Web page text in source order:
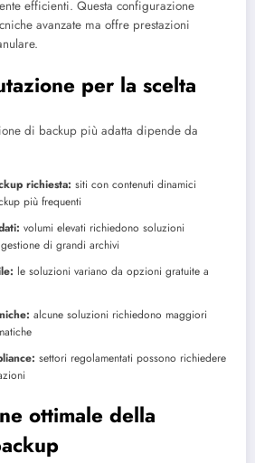
efficienti. Questa configurazione
avanzate ma offre prestazioni
per la scelta
di backup più adatta dipende da
richiesta: siti con contenuti dinamici
più frequenti
volumi elevati richiedono soluzioni
di grandi archivi
le soluzioni variano da opzioni gratuite a
alcune soluzioni richiedono maggiori
settori regolamentati possono richiedere
ottimale della